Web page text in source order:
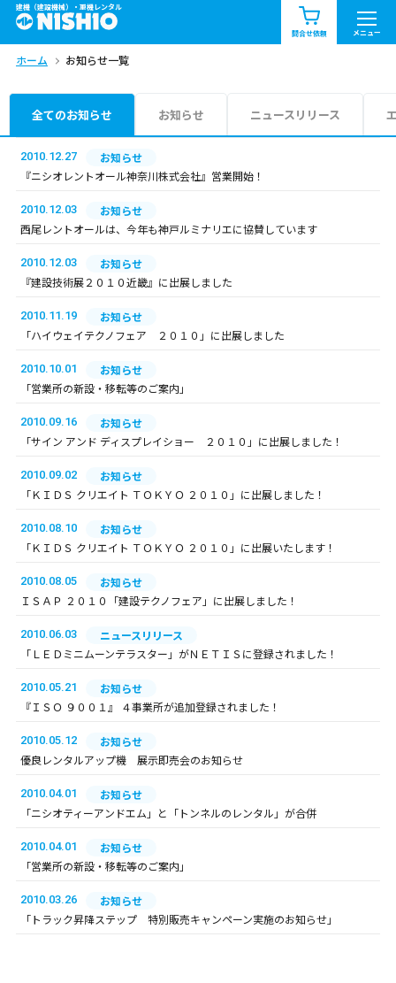
建機（建設機械）・重機レンタル
問合せ依頼 メニュー
商品一覧 お知らせ一覧
問合せ依頼リスト
エリア情報を見る
ホーム お知らせ一覧
全てのお知らせ お知らせ ニュースリリース
2010.12.27
お知らせ
『ニシオレントオール神奈川株式会社』営業開始！
2010.12.03
お知らせ
西尾レントオールは、今年も神戸ルミナリエに協賛しています
2010.12.03
お知らせ
『建設技術展２０１０近畿』に出展しました
2010.11.19
お知らせ
「ハイウェイテクノフェア ２０１０」に出展しました
2010.10.01
お知らせ
「営業所の新設・移転等のご案内」
2010.09.16
お知らせ
「サイン アンド ディスプレイショー ２０１０」に出展しました！
2010.09.02
お知らせ
「ＫＩＤＳ クリエイト ＴＯＫＹＯ ２０１０」に出展しました！
2010.08.10
お知らせ
「ＫＩＤＳ クリエイト ＴＯＫＹＯ ２０１０」に出展いたします！
2010.08.05
お知らせ
ＩＳＡＰ ２０１０「建設テクノフェア」に出展しました！
2010.06.03
ニュースリリース
「ＬＥＤミニムーンテラスター」がＮＥＴＩＳに登録されました！
2010.05.21
お知らせ
『ＩＳＯ ９００１』 ４事業所が追加登録されました！
2010.05.12
お知らせ
優良レンタルアップ機 展示即売会のお知らせ
2010.04.01
お知らせ
「ニシオティーアンドエム」と「トンネルのレンタル」が合併
2010.04.01
お知らせ
「営業所の新設・移転等のご案内」
2010.03.26
お知らせ
「トラック昇降ステップ 特別販売キャンペーン実施のお知らせ」